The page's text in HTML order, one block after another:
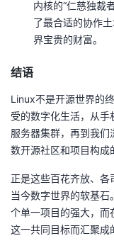
内核的“仁慈独裁
了最合适的协作
界宝贵的财富。
结语
Linux不是开源世界的
受的数字化生活，从
服务器集群，再到我
数开源社区和项目构成
正是这些百花齐放、
当今数字世界的软基
个单一项目的强大，而
这一共同目标而汇聚成